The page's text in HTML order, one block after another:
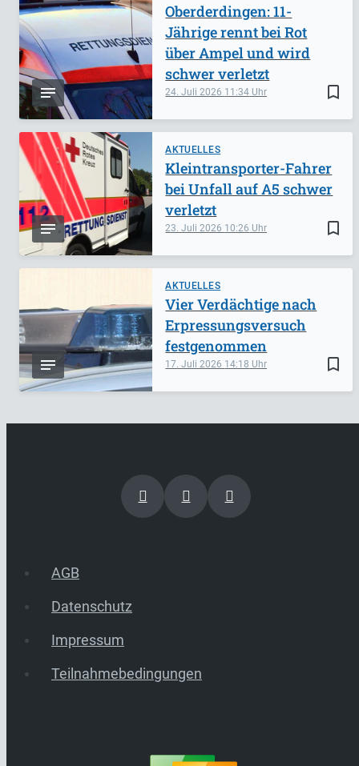
bookmark_border
24. Juli 2026 11:34
Oberderdingen: 11-
Jährige rennt bei Rot
über Ampel und wird
schwer verletzt
AKTUELLES
bookmark_border
23. Juli 2026 10:26
Kleintransporter-Fahrer
bei Unfall auf A5 schwer
verletzt
AKTUELLES
bookmark_border
17. Juli 2026 14:18
Vier Verdächtige nach
Erpressungsversuch
festgenommen
AGB
Datenschutz
Impressum
Teilnahmebedingungen